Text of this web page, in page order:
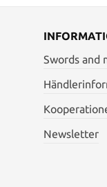
eines
kann
leicht zu pflegen. Details:
Dicke
Swords and
Newsletter